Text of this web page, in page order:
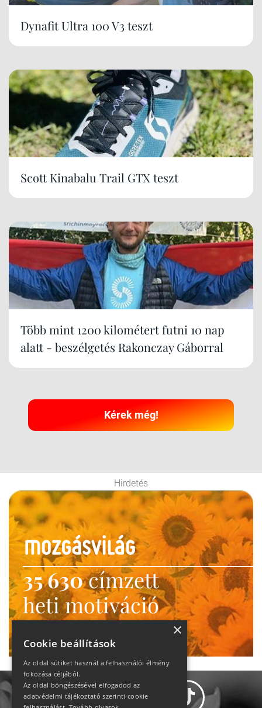
Dynafit Ultra 100 V3 teszt
Scott Kinabalu Trail GTX teszt
Több mint 1200 kilométert futni 10 nap
alatt - beszélgetés Rakonczay Gáborral
Kérek még!
Hirdetés
35 630címzett
heti motiváció
Ne maradj le!
×
Cookie beállítások
Az oldal sütiket használ a felhasználói élmény
fokozása céljából.
Az oldal böngészésével elfogadod az
adatvédelmi tájékoztató szerinti cookie